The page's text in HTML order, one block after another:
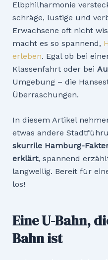
Elbphilharmonie
schräge, lustige und
Erwachsene oft nicht
macht es so spannend,
erleben. Egal ob bei
Klassenfahrt oder bei
Umgebung – die
Überraschungen.
In diesem Artikel
etwas andere
skurrile Hamburg-
erklärt, spannend
langweilig. Bereit für
los!
Eine U-Bahn,
Bahn ist